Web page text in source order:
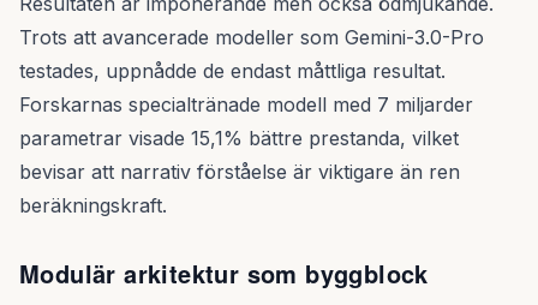
Trots att avancerade modeller som Gemini-3.0-Pro
testades, uppnådde de endast måttliga resultat.
Forskarnas specialtränade modell med 7 miljarder
parametrar visade 15,1% bättre prestanda, vilket
bevisar att narrativ förståelse är viktigare än ren
beräkningskraft.
Modulär arkitektur som byggblock